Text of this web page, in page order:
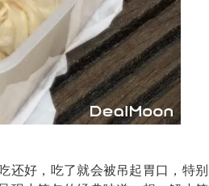
还好，吃了就会被吊起胃口，特别